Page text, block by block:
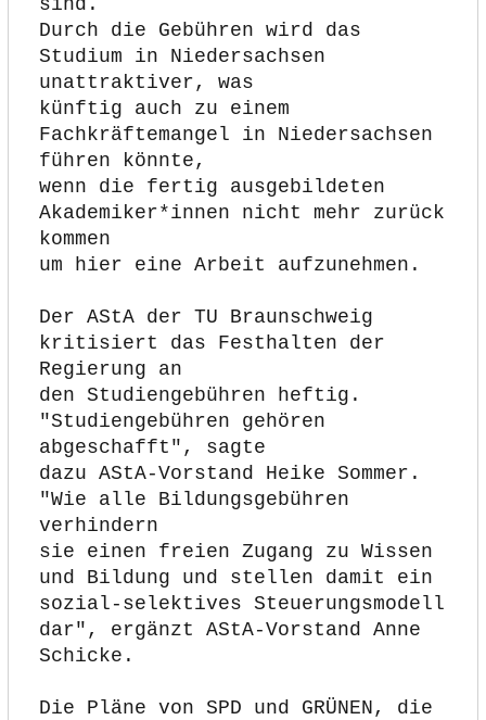
sind.
Durch die Gebühren wird das
Studium in Niedersachsen
unattraktiver, was
künftig auch zu einem
Fachkräftemangel in Niedersachsen
führen könnte,
wenn die fertig ausgebildeten
Akademiker*innen nicht mehr zurück
kommen
um hier eine Arbeit aufzunehmen.
Der AStA der TU Braunschweig
kritisiert das Festhalten der
Regierung an
den Studiengebühren heftig.
"Studiengebühren gehören
abgeschafft", sagte
dazu AStA-Vorstand Heike Sommer.
"Wie alle Bildungsgebühren
verhindern
sie einen freien Zugang zu Wissen
und Bildung und stellen damit ein
sozial-selektives Steuerungsmodell
dar", ergänzt AStA-Vorstand Anne
Schicke.
Die Pläne von SPD und GRÜNEN, die